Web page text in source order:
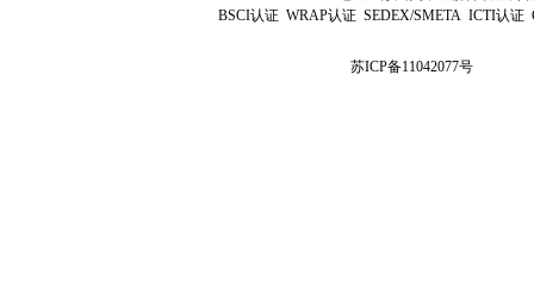
BSCI认证 WRAP认证 SEDEX/SMETA ICTI认证
苏ICP备11042077号